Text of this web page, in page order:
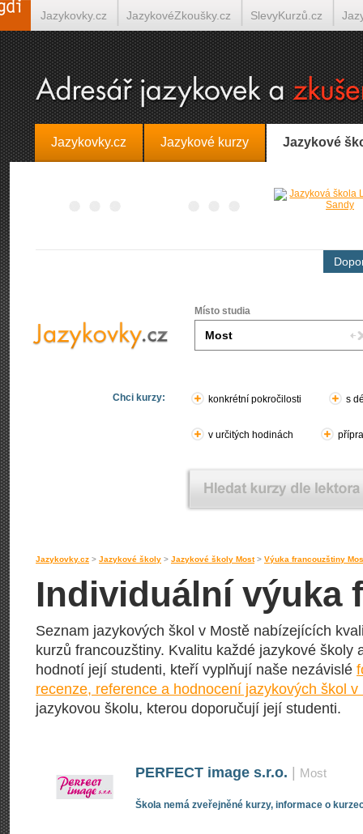
Jazykovky.cz Jazykové kurzy Jazykové
Místo studia
Chci kurzy: konkrétní pokročilosti s
v určitých hodinách
Jazykovky.cz > Jazykové školy > Jazykové školy Most> Výuka francouzštiny
Individuální výuka
Seznam jazykových škol v Mostě nabízejících
kurzů francouzštiny. Kvalitu každé jazykové školy
hodnotí její studenti, kteří vyplňují naše nezávislé
recenze, reference a hodnocení jazykových škol v
jazykovou školu, kterou doporučují její studenti.
PERFECT image s.r.o. Most
Škola nemá zveřejněné kurzy, informace o
Jazykovky.cz JazykovéZkoušky.cz SlevyKurzů.cz
Španělština on-line Italština on-line Tlumočení-